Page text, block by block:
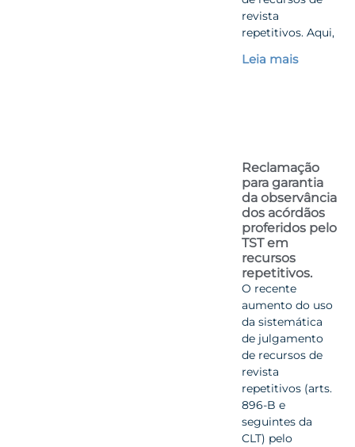
revista
repetitivos. Aqui,
Leia mais
Reclamação
para garantia
da observância
dos acórdãos
proferidos pelo
TST em
recursos
repetitivos.
O recente
aumento do uso
da sistemática
de julgamento
de recursos de
revista
repetitivos (arts.
896-B e
seguintes da
CLT) pelo